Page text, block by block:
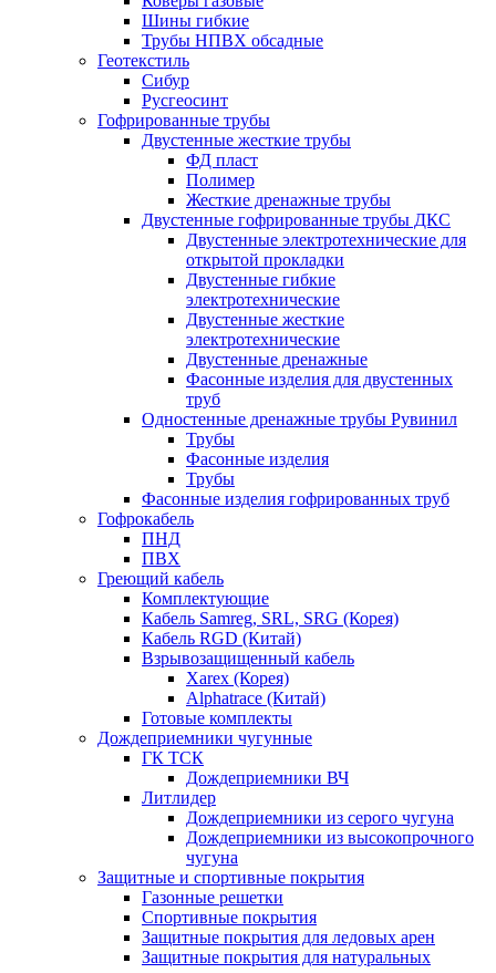
Шины гибкие
Трубы НПВХ обсадные
Геотекстиль
Сибур
Русгеосинт
Гофрированные трубы
Двустенные жесткие трубы
ФД пласт
Полимер
Жесткие дренажные трубы
Двустенные гофрированные трубы ДКС
Двустенные электротехнические для
открытой прокладки
Двустенные гибкие
электротехнические
Двустенные жесткие
электротехнические
Двустенные дренажные
Фасонные изделия для двустенных
труб
Одностенные дренажные трубы Рувинил
Трубы
Фасонные изделия
Трубы
Фасонные изделия гофрированных труб
Гофрокабель
ПНД
ПВХ
Греющий кабель
Комплектующие
Кабель Samreg, SRL, SRG (Корея)
Кабель RGD (Китай)
Взрывозащищенный кабель
Xarex (Корея)
Alphatrace (Китай)
Готовые комплекты
Дождеприемники чугунные
ГК ТСК
Дождеприемники ВЧ
Литлидер
Дождеприемники из серого чугуна
Дождеприемники из высокопрочного
чугуна
Защитные и спортивные покрытия
Газонные решетки
Спортивные покрытия
Защитные покрытия для ледовых арен
Защитные покрытия для натуральных